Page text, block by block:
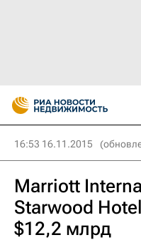
16:53 16.11.2015
Marriott
Starwood
$12,2 млрд